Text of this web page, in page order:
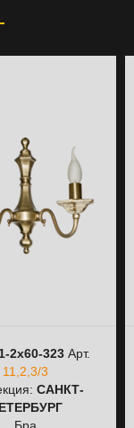
2х60-323Арт.
11,2,3/3
САНКТ-